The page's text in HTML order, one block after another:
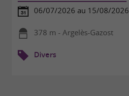
06/07/2026 au 15/08/2026
378 m - Argelès-Gazost
Divers